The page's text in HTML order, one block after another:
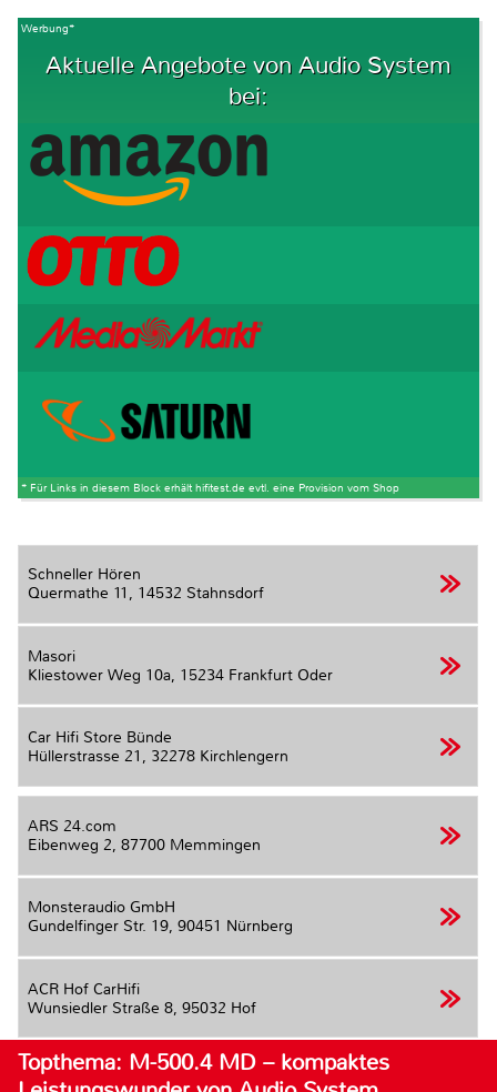
Werbung*
Aktuelle Angebote von Audio System
bei:
* Für Links in diesem Block erhält hifitest.de evtl. eine Provision vom Shop
Schneller Hören
Quermathe 11, 14532 Stahnsdorf
Masori
Kliestower Weg 10a, 15234 Frankfurt Oder
Car Hifi Store Bünde
Hüllerstrasse 21, 32278 Kirchlengern
ARS 24.com
Eibenweg 2, 87700 Memmingen
Monsteraudio GmbH
Gundelfinger Str. 19, 90451 Nürnberg
ACR Hof CarHifi
Wunsiedler Straße 8, 95032 Hof
Topthema: M-500.4 MD – kompaktes